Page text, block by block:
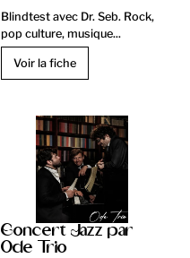
Blindtest avec Dr. Seb. Rock,
pop culture, musique...
Voir la fiche
Concert Jazz par
Ode Trio